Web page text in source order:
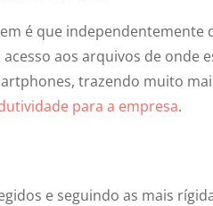
é que independentemente
aos arquivos de onde
trazendo muito
para a empresa.
e seguindo as mais